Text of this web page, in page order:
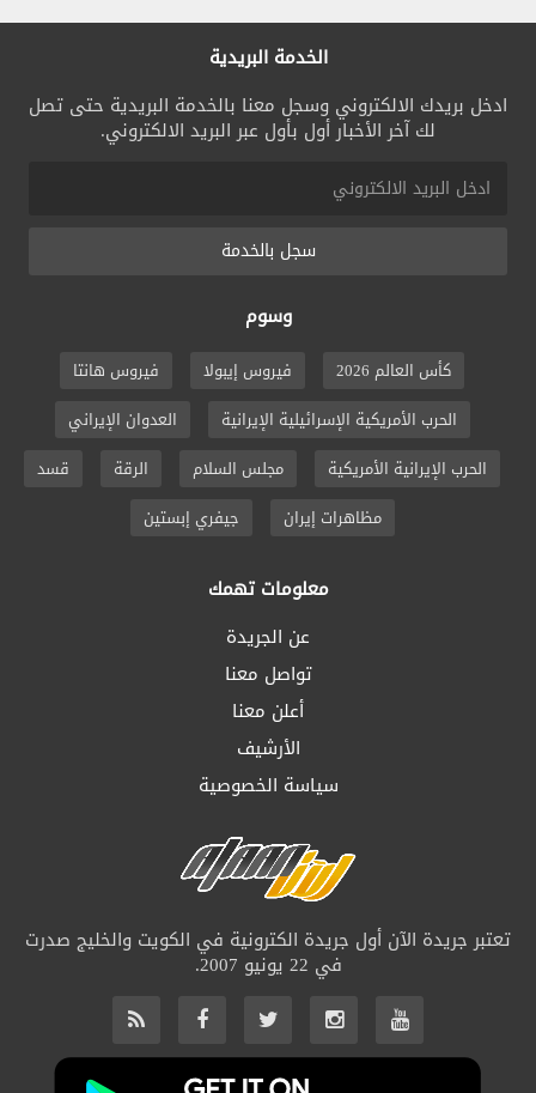
الخدمة البريدية
ادخل بريدك الالكتروني وسجل معنا بالخدمة البريدية حتى تصل
لك آخر الأخبار أول بأول عبر البريد الالكتروني.
سجل بالخدمة
وسوم
كأس العالم 2026 فيروس إيبولا
فيروس هانتا
الحرب الأمريكية الإسرائيلية الإيرانية
العدوان الإيراني
الحرب الإيرانية الأمريكية
مجلس السلام الرقة
قسد
مظاهرات إيران
جيفري إبستين
معلومات تهمك
عن الجريدة
تواصل معنا
أعلن معنا
الأرشيف
سياسة الخصوصية
تعتبر جريدة الآن أول جريدة الكترونية في الكويت والخليج صدرت
في 22 يونيو 2007.